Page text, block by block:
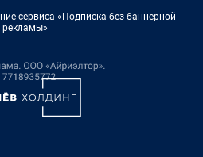
сервиса «Подписка без баннерной
рекламы»